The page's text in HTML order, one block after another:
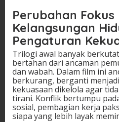
Perubahan Fokus
Kelangsungan
Pengaturan
Trilogi awal banyak
bertahan dari ancaman
dan wabah. Dalam film ini
berkurang, berganti
kekuasaan dikelola agar
tirani. Konflik bertumpu
sosial, pembagian kerja
siapa yang lebih layak